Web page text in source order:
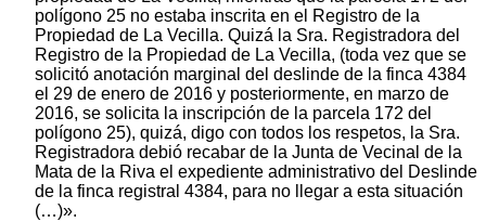
polígono 25 no estaba inscrita en el Registro de la
Propiedad de La Vecilla. Quizá la Sra. Registradora del
Registro de la Propiedad de La Vecilla, (toda vez que se
solicitó anotación marginal del deslinde de la finca 4384
el 29 de enero de 2016 y posteriormente, en marzo de
2016, se solicita la inscripción de la parcela 172 del
polígono 25), quizá, digo con todos los respetos, la Sra.
Registradora debió recabar de la Junta de Vecinal de la
Mata de la Riva el expediente administrativo del Deslinde
de la finca registral 4384, para no llegar a esta situación
(…)».